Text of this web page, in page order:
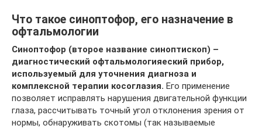
Что такое синоптофор, его назначение в
офтальмологии
Синоптофор (второе название синоптископ) –
диагностический офтальмологияеский прибор,
используемый для уточнения диагноза и
комплексной терапии косоглазия. Его применение
позволяет исправлять нарушения двигательной функции
глаза, рассчитывать точный угол отклонения зрения от
нормы, обнаруживать скотомы (так называемые